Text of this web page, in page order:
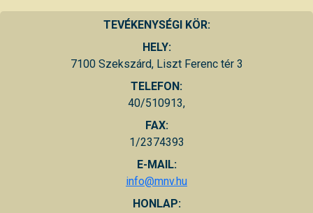
TEVÉKENYSÉGI KÖR:
HELY:
7100 Szekszárd, Liszt Ferenc tér 3
TELEFON:
40/510913,
FAX:
1/2374393
E-MAIL:
info@mnv.hu
HONLAP: